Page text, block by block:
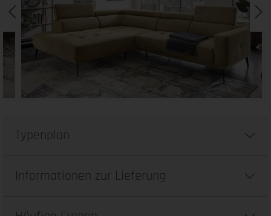
Typenplan
Informationen zur Lieferung